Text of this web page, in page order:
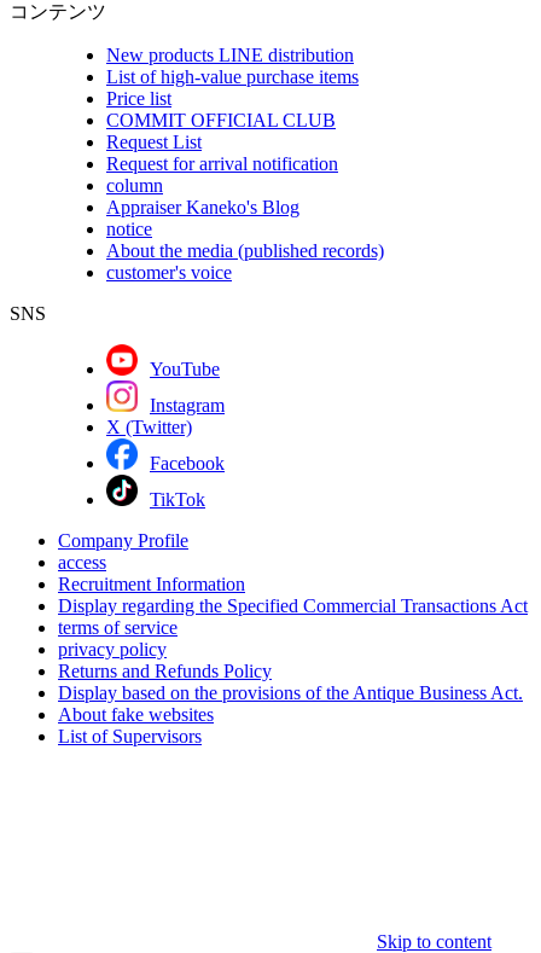
コンテンツ
New products LINE distribution
List of high-value purchase items
Price list
COMMIT OFFICIAL CLUB
Request List
Request for arrival notification
column
Appraiser Kaneko's Blog
notice
About the media (published records)
customer's voice
SNS
YouTube
Instagram
X (Twitter)
Facebook
TikTok
Company Profile
access
Recruitment Information
Display regarding the Specified Commercial Transactions Act
terms of service
privacy policy
Returns and Refunds Policy
Display based on the provisions of the Antique Business Act.
About fake websites
List of Supervisors
Skip to content